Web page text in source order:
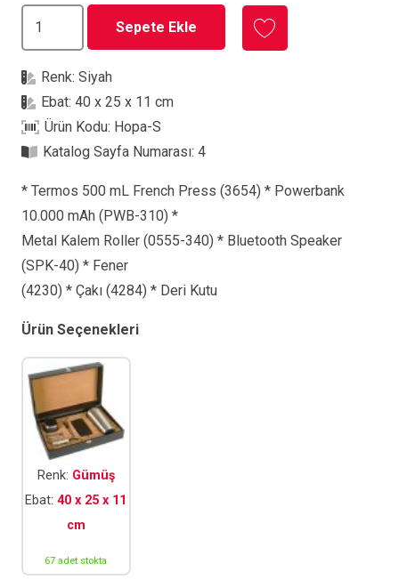
Set
adet
Sepete Ekle
Renk:Siyah
Ebat:40 x 25 x 11 cm
Ürün Kodu: Hopa-S
Katalog Sayfa Numarası:4
* Termos 500 mL French Press (3654) * Powerbank
10.000 mAh (PWB-310) *
Metal Kalem Roller (0555-340) * Bluetooth Speaker
(SPK-40) * Fener
(4230) * Çakı (4284) * Deri Kutu
Ürün Seçenekleri
Renk: Gümüş
Ebat:40 x 25 x 11
cm
67 adet stokta